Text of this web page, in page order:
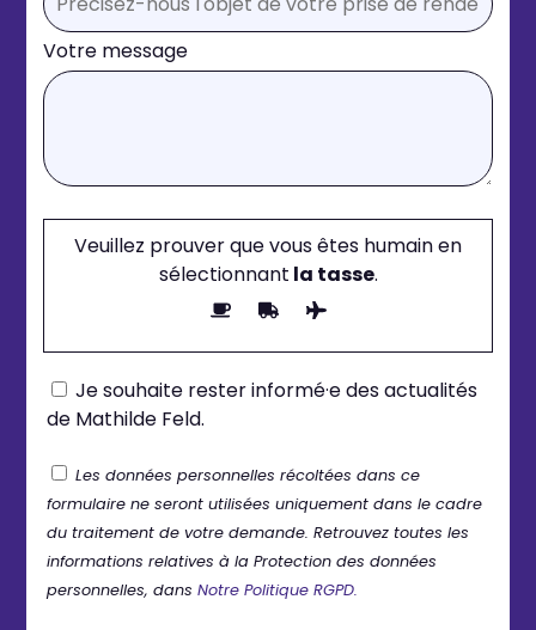
Votre message
Veuillez prouver que vous êtes humain en
sélectionnant la tasse.
Je souhaite rester informé·e des actualités
de Mathilde Feld.
Les données personnelles récoltées dans ce
formulaire ne seront utilisées uniquement dans le cadre
du traitement de votre demande. Retrouvez toutes les
informations relatives à la Protection des données
personnelles, dansNotre Politique RGPD.